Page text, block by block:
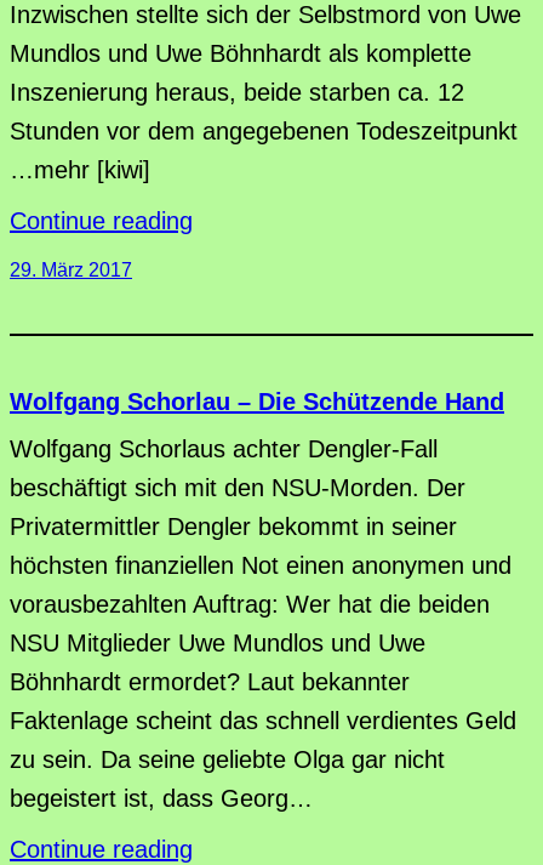
Inzwischen stellte sich der Selbstmord von Uwe
Mundlos und Uwe Böhnhardt als komplette
Inszenierung heraus, beide starben ca. 12
Stunden vor dem angegebenen Todeszeitpunkt
…mehr [kiwi]
Continue reading
29. März 2017
Wolfgang Schorlau – Die Schützende Hand
Wolfgang Schorlaus achter Dengler-Fall
beschäftigt sich mit den NSU-Morden. Der
Privatermittler Dengler bekommt in seiner
höchsten finanziellen Not einen anonymen und
vorausbezahlten Auftrag: Wer hat die beiden
NSU Mitglieder Uwe Mundlos und Uwe
Böhnhardt ermordet? Laut bekannter
Faktenlage scheint das schnell verdientes Geld
zu sein. Da seine geliebte Olga gar nicht
begeistert ist, dass Georg…
Continue reading